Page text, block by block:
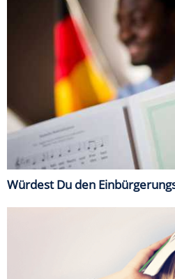
Würdest Du den